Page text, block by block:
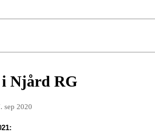
Njård RG
sep 2020